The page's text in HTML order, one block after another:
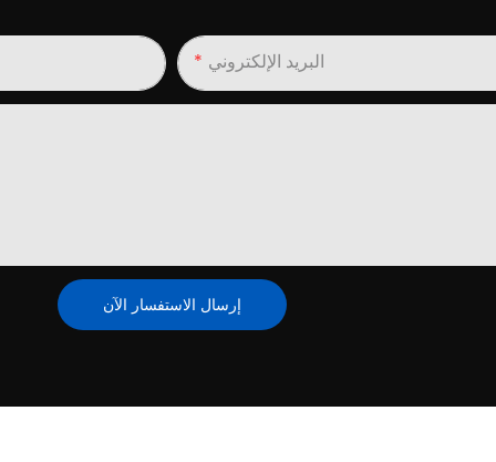
البريد الإلكتروني
إرسال الاستفسار الآن